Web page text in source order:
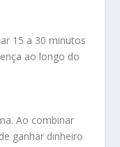
15 a 30 minutos
ao longo do
Ao combinar
ganhar dinheiro